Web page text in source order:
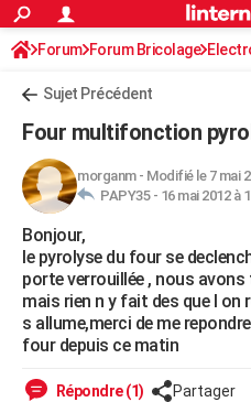
ACTUALITÉS
Politique
Société
Faits Divers
Education
Monde
Villes
+
FINANCE
Retraite
Impôts
Epargne
Immobilier
Risques naturels par ville
Banque
Assurance
Crédit
AUTO
Essais
Réserver un essai
Citadines
Berlines
SUV
Forum auto
+HIGH-TECH
Mobiles
Meilleur smartphone
Internet
Ordinateurs
Jeux vidéo
Guide high-tech
+BRICOLAGE
Forum
Aménagement intérieur
Extérieur
Cuisine
Salle de bains
Jardinage
Rangement
WEEK-END
Guides de France
Escapades
Patrimoine
Expositions
Musées
Week-end nature
LIFESTYLE
Forum Forum Bricolage
Sujet Précédent
Four multifonction
morganm- Modifié le 7 mai
PAPY35 - 16 mai 2012 à
Bonjour,
le pyrolyse du four se
porte verrouillée , nous
mais rien n y fait des que l on
s allume,merci de me
four depuis ce matin
Répondre (1) Partager